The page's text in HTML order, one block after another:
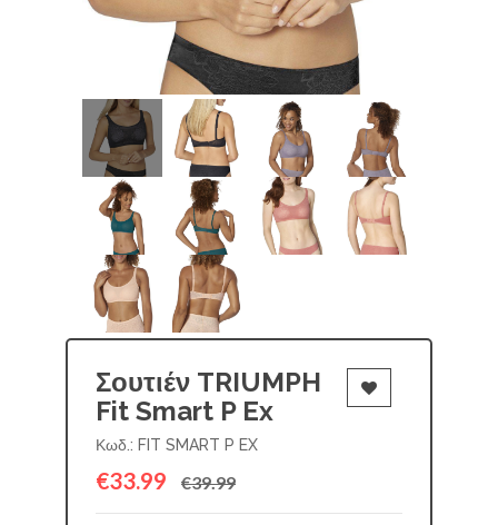
Σουτιέν TRIUMPH
Fit Smart P Ex
Κωδ.: FIT SMART P EX
€33.99 €39.99